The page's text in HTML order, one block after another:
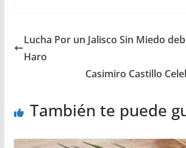
Lucha Por un Jalisco Sin Miedo
Haro
Casimiro Castillo
También te puede